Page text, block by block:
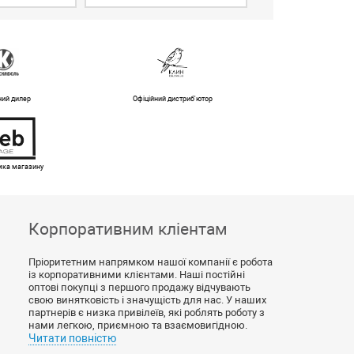
дилер Офіційний дистриб'ютор
магазину
Корпоративним кліентам
Пріоритетним напрямком нашої компанії є робота
із корпоративними клієнтами. Наші постійні
оптові покупці з першого продажу відчувають
свою винятковість і значущість для нас. У наших
партнерів є низка привілеїв, які роблять роботу з
нами легкою, приємною та взаємовигідною.
Читати повністю